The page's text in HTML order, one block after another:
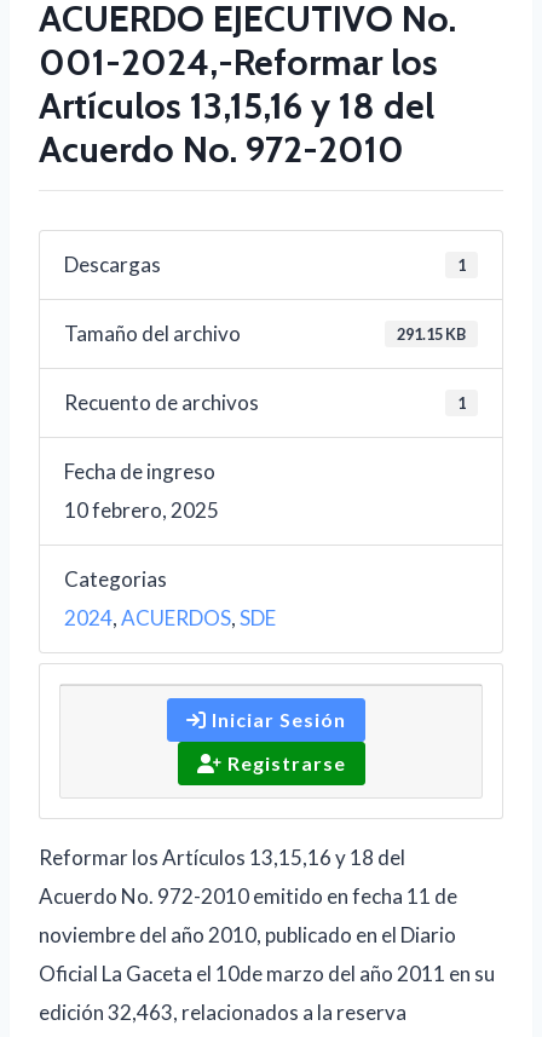
ACUERDO EJECUTIVO No.
001-2024,-Reformar los
Artículos 13,15,16 y 18 del
Acuerdo No. 972-2010
Descargas 1
Tamaño del archivo 291.15 KB
Recuento de archivos 1
Fecha de ingreso
10 febrero, 2025
Categorias
2024,ACUERDOS,SDE
Iniciar Sesión
Registrarse
Reformar los Artículos 13,15,16 y 18 del
Acuerdo No. 972-2010 emitido en fecha 11 de
noviembre del año 2010, publicado en el Diario
Oficial La Gaceta el 10de marzo del año 2011 en su
edición 32,463, relacionados a la reserva